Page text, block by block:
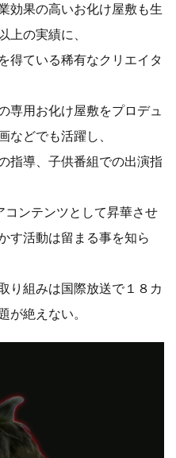
効果の高いお化け屋敷も生
上の実績に、
得ている稀有なクリエイタ
専用お化け屋敷をプロデュ
などでも活躍し、
指導、子供番組での出演指
コンテンツとして昇華させ
す活動は留まる事を知ら
り組みは国際放送で１８カ
が絶えない。